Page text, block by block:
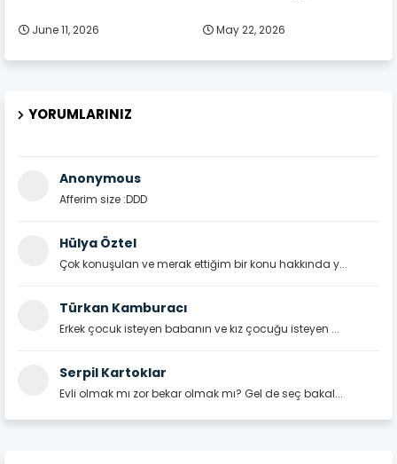
June 11, 2026 May 22, 2026
YORUMLARINIZ
Anonymous
Afferim size :DDD
Hülya Öztel
Çok konuşulan ve merak ettiğim bir konu hakkında y...
Türkan Kamburacı
Erkek çocuk isteyen babanın ve kız çocuğu isteyen ...
Serpil Kartoklar
Evli olmak mı zor bekar olmak mı? Gel de seç bakal...